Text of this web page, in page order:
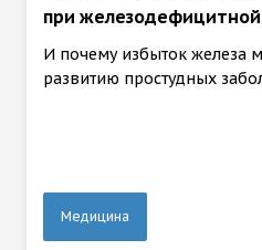
при
И почему избыток железа
развитию простудных
Медицина